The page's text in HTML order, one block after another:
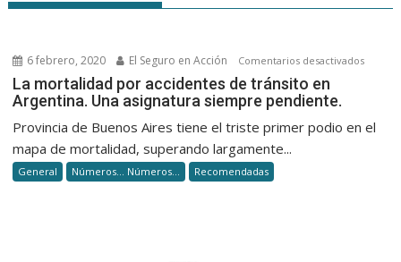
6 febrero, 2020 El Seguro en Acción Comentarios desactivadosen
La mortalidad por accidentes de tránsito en
Argentina. Una asignatura siempre pendiente.
Provincia de Buenos Aires tiene el triste primer podio en el
mapa de mortalidad, superando largamente...
General Números... Números... Recomendadas